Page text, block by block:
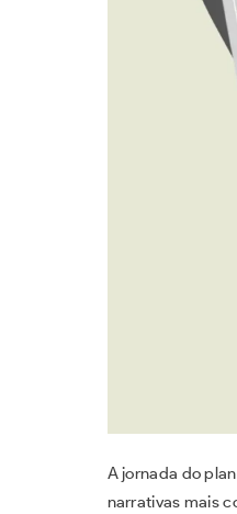
A jornada do
narrativas mais